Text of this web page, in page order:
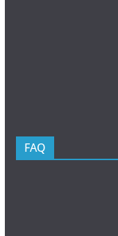
FAQ